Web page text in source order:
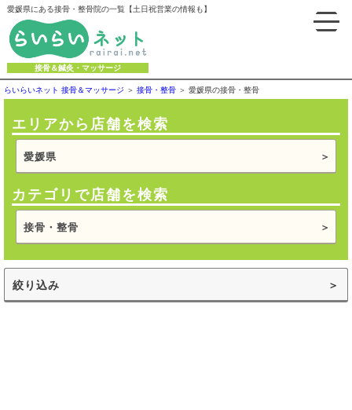
愛媛県にある接骨・整骨院の一覧【土日祝営業の情報も】
接骨＆鍼灸・マッサージ
らいらいネット 接骨＆マッサージ 接骨・整骨 愛媛県の接骨・整骨
エリアから店舗を検索
愛媛県
カテゴリで店舗を検索
接骨・整骨
絞り込み